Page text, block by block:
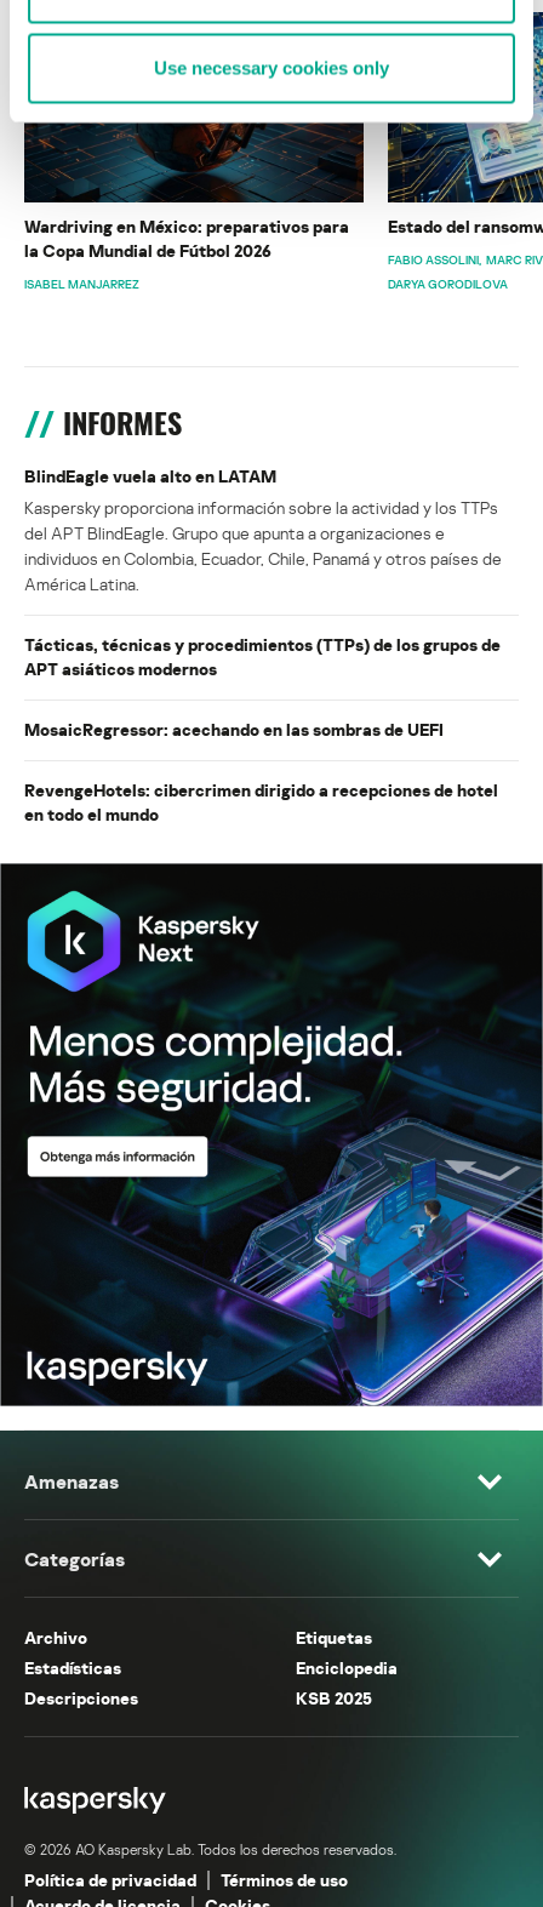
Use necessary cookies only
Wardriving en México: preparativos para
la Copa Mundial de Fútbol 2026
ISABEL MANJARREZ
Estado del
FABIO ASSOLINI MARC
DARYA GORODILOVA
INFORMES
BlindEagle vuela alto en LATAM
Kaspersky proporciona información sobre la actividad y los TTPs
del APT BlindEagle. Grupo que apunta a organizaciones e
individuos en Colombia, Ecuador, Chile, Panamá y otros países de
América Latina.
Tácticas, técnicas y procedimientos (TTPs) de los grupos de
APT asiáticos modernos
MosaicRegressor: acechando en las sombras de UEFI
RevengeHotels: cibercrimen dirigido a recepciones de hotel
en todo el mundo
Amenazas
Categorías
Archivo
Etiquetas
Estadísticas
Enciclopedia
Descripciones
KSB 2025
© 2026 AO Kaspersky Lab. Todos los derechos reservados.
Política de privacidad
Términos de uso